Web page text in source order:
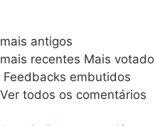
mais antigos
mais recentes Mais votado
Feedbacks embutidos
Ver todos os comentários